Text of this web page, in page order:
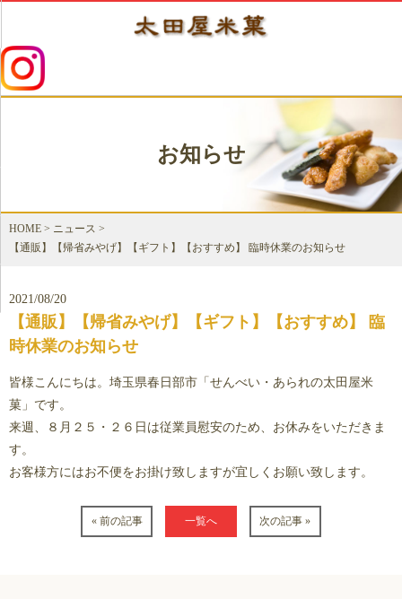
お知らせ
HOME > ニュース >
【通販】【帰省みやげ】【ギフト】【おすすめ】 臨時休業のお知らせ
2021/08/20
【通販】【帰省みやげ】【ギフト】【おすすめ】 臨
時休業のお知らせ
皆様こんにちは。埼玉県春日部市「せんべい・あられの太田屋米
菓」です。
来週、８月２５・２６日は従業員慰安のため、お休みをいただきま
す。
お客様方にはお不便をお掛け致しますが宜しくお願い致します。
« 前の記事 一覧へ 次の記事 »